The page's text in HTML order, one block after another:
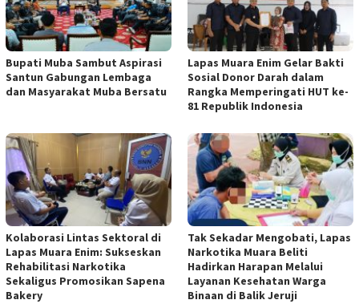
Bupati Muba Sambut Aspirasi
Santun Gabungan Lembaga
dan Masyarakat Muba Bersatu
Lapas Muara Enim Gelar Bakti
Sosial Donor Darah dalam
Rangka Memperingati HUT ke-
81 Republik Indonesia
Kolaborasi Lintas Sektoral di
Lapas Muara Enim: Sukseskan
Rehabilitasi Narkotika
Sekaligus Promosikan Sapena
Bakery
Tak Sekadar Mengobati, Lapas
Narkotika Muara Beliti
Hadirkan Harapan Melalui
Layanan Kesehatan Warga
Binaan di Balik Jeruji